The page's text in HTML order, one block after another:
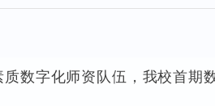
数字化师资队伍，我校首期